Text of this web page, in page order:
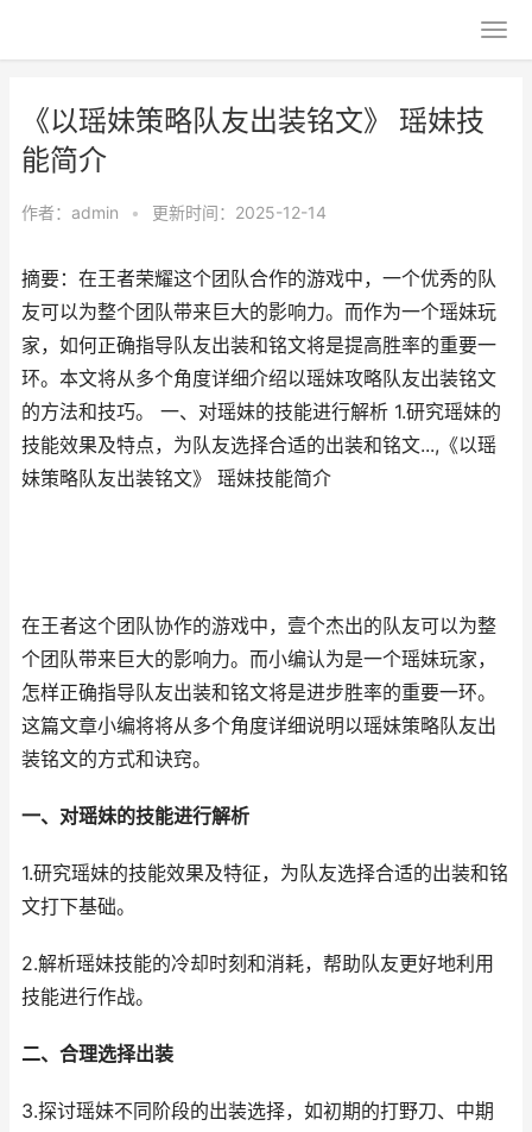
《以瑶妹策略队友出装铭文》 瑶妹技
能简介
作者： admin • 更新时间：2025-12-14
摘要：在王者荣耀这个团队合作的游戏中，一个优秀的队
友可以为整个团队带来巨大的影响力。而作为一个瑶妹玩
家，如何正确指导队友出装和铭文将是提高胜率的重要一
环。本文将从多个角度详细介绍以瑶妹攻略队友出装铭文
的方法和技巧。 一、对瑶妹的技能进行解析 1.研究瑶妹的
技能效果及特点，为队友选择合适的出装和铭文...,《以瑶
妹策略队友出装铭文》 瑶妹技能简介
在王者这个团队协作的游戏中，壹个杰出的队友可以为整
个团队带来巨大的影响力。而小编认为是一个瑶妹玩家，
怎样正确指导队友出装和铭文将是进步胜率的重要一环。
这篇文章小编将将从多个角度详细说明以瑶妹策略队友出
装铭文的方式和诀窍。
一、对瑶妹的技能进行解析
1.研究瑶妹的技能效果及特征，为队友选择合适的出装和铭
文打下基础。
2.解析瑶妹技能的冷却时刻和消耗，帮助队友更好地利用
技能进行作战。
二、合理选择出装
3.探讨瑶妹不同阶段的出装选择，如初期的打野刀、中期